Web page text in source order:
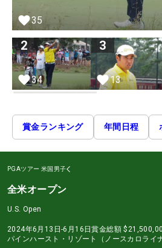
35
2
34
3
13
賞金ランキング 年間日程
PGAツアー 米国男子
全米オープン
U.S. Open
2024年6月13日-6月16日賞金総額
パインハースト・リゾート（ノースカロライ